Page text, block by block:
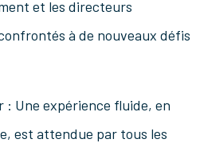
et les directeurs
à de nouveaux défis
: Une expérience fluide, en
est attendue par tous les